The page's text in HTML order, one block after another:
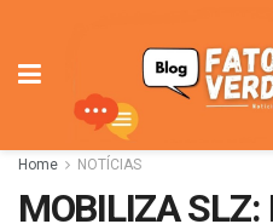
Home NOTÍCIAS
MOBILIZA